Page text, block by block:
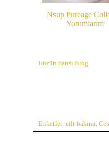
Nsup Pureage
Yorumlarım
Hüzün Sarısı Blog
Etiketler: cilt-bakimi